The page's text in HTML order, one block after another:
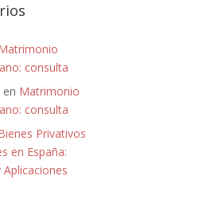
consulta
en Matrimonio
consulta
Privativos
en España: